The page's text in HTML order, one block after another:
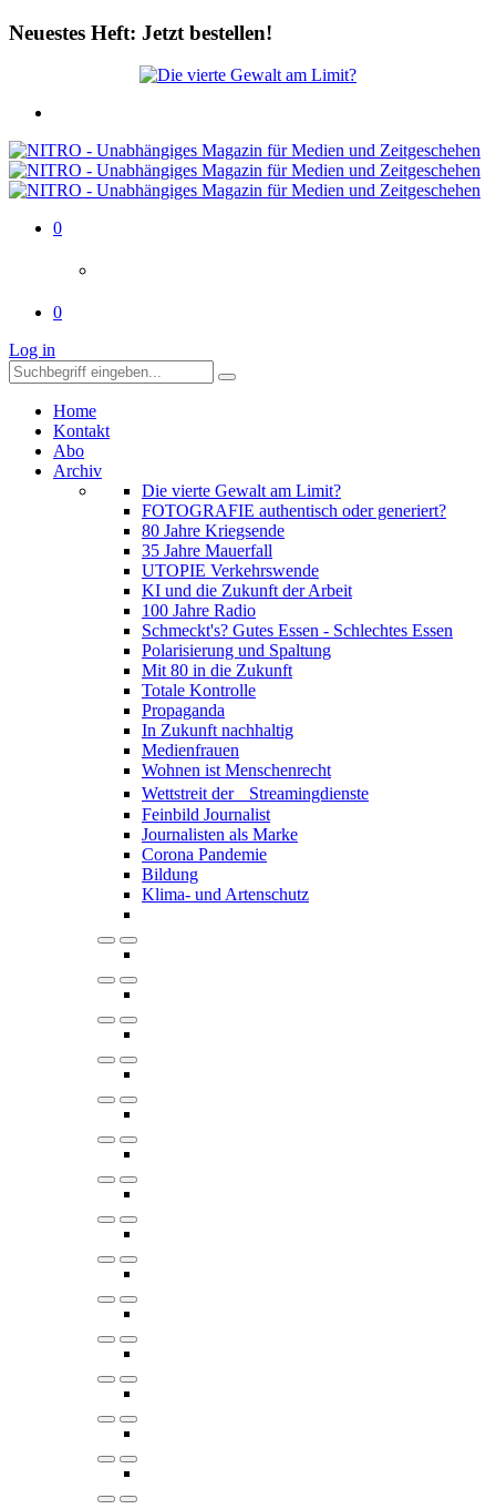
Neuestes Heft: Jetzt bestellen!
0
0
Log in
Home
Kontakt
Abo
Archiv
Die vierte Gewalt am Limit?
FOTOGRAFIE authentisch oder generiert?
80 Jahre Kriegsende
35 Jahre Mauerfall
UTOPIE Verkehrswende
KI und die Zukunft der Arbeit
100 Jahre Radio
Schmeckt's? Gutes Essen - Schlechtes Essen
Polarisierung und Spaltung
Mit 80 in die Zukunft
Totale Kontrolle
Propaganda
In Zukunft nachhaltig
Medienfrauen
Wohnen ist Menschenrecht
Wettstreit der Streamingdienste
Feinbild Journalist
Journalisten als Marke
Corona Pandemie
Bildung
Klima- und Artenschutz